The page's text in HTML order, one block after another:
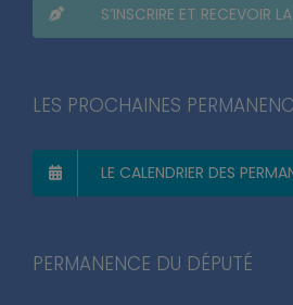
S’INSCRIRE ET RECEVOIR
LES PROCHAINES
LE CALENDRIER DES
PERMANENCE DU DÉPUTÉ